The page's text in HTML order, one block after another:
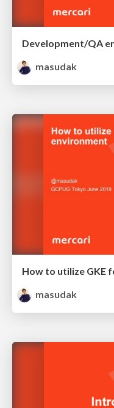
masudak
How to utilize GKE
masudak